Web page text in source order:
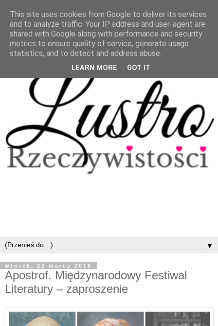
▼
wtorek, 22 marca 2016
Apostrof. Międzynarodowy Festiwal
Literatury – zaproszenie
This site uses cookies from Google to deliver its services
and to analyze traffic. Your IP address and user-agent are
shared with Google along with performance and security
metrics to ensure quality of service, generate usage
statistics, and to detect and address abuse.
LEARN MORE GOT IT